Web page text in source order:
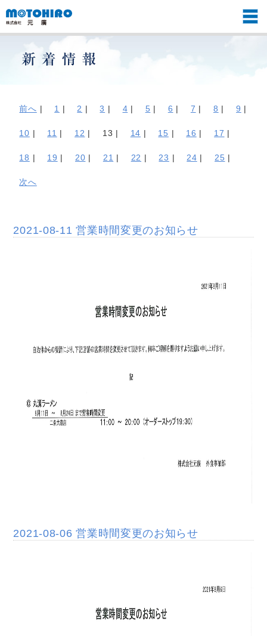
前へ | 1 | 2 | 3 | 4 | 5 | 6 | 7 | 8 | 9 |
10 | 11 | 12 | 13 | 14 | 15 | 16 | 17 |
18 | 19 | 20 | 21 | 22 | 23 | 24 | 25 |
次へ
2021-08-11 営業時間変更のお知らせ
2021-08-06 営業時間変更のお知らせ